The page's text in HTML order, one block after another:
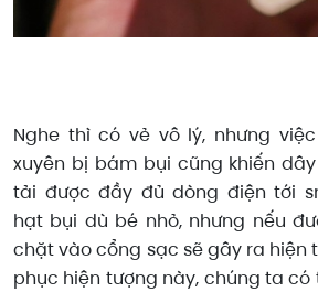
Nghe thì có vẻ vô lý, nhưng
xuyên bị bám bụi cũng khiến
tải được đầy đủ dòng điện tới
hạt bụi dù bé nhỏ, nhưng nếu
chặt vào cổng sạc sẽ gây ra hiện
phục hiện tượng này, chúng ta có